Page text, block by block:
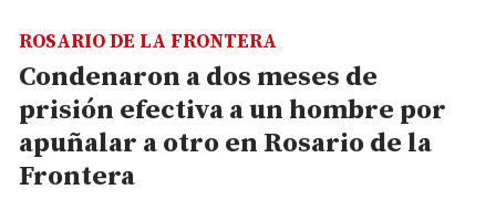
Condenaron a dos meses de
prisión efectiva a un hombre por
apuñalar a otro en Rosario de la
Frontera
ROSARIO DE LA FRONTERA